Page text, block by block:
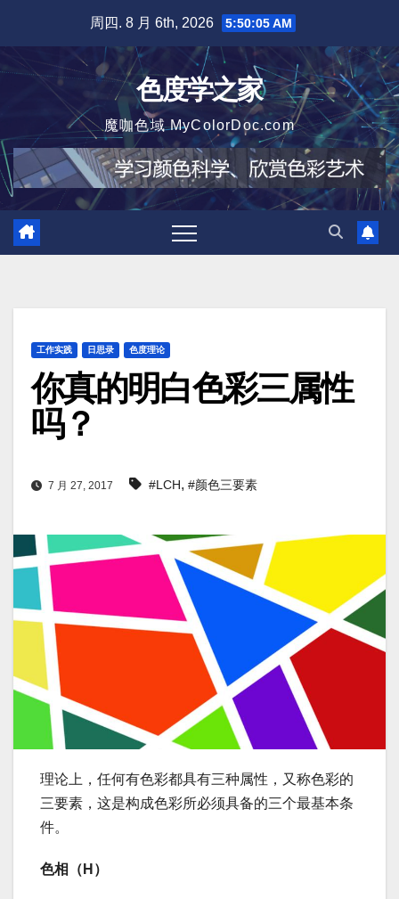
周四. 8 月 6th, 2026 5:50:06 AM
色度学之家
魔咖色域 MyColorDoc.com
工作实践 日思录 色度理论
你真的明白色彩三属性
吗？
7 月 27, 2017 #LCH, #颜色三要素
理论上，任何有色彩都具有三种属性，又称色彩的
三要素，这是构成色彩所必须具备的三个最基本条
件。
色相（H）